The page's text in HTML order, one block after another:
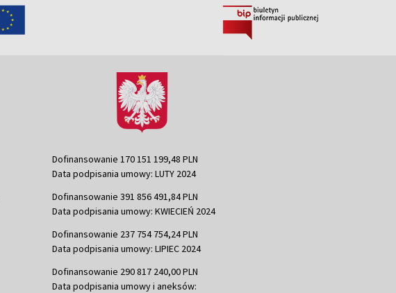
Dofinansowanie 170 151 199,48 PLN
Data podpisania umowy: LUTY 2024
Dofinansowanie 391 856 491,84 PLN
Data podpisania umowy: KWIECIEŃ 2024
Dofinansowanie 237 754 754,24 PLN
Data podpisania umowy: LIPIEC 2024
Dofinansowanie 290 817 240,00 PLN
Data podpisania umowy i aneksów: